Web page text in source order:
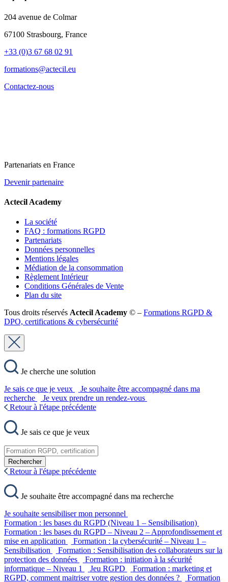
204 avenue de Colmar
67100 Strasbourg, France
+33 (0)3 67 68 02 91
formations@actecil.eu
Contactez-nous
Partenariats en France
Devenir partenaire
Actecil Academy
La société
FAQ : formations RGPD
Partenariats
Données personnelles
Mentions légales
Médiation de la consommation
Règlement Intérieur
Conditions Générales de Vente
Plan du site
Tous droits réservés Actecil Academy © – Formations RGPD &
DPO, certifications & cybersécurité
Je cherche une solution
Je sais ce que je veux
Je souhaite être accompagné dans ma
recherche
Je veux prendre un rendez-vous
Retour à l'étape précédente
Je sais ce que je veux
Rechercher
Retour à l'étape précédente
Je souhaite être accompagné dans ma recherche
Je souhaite sensibiliser mon personnel
Formation : les bases du RGPD (Niveau 1 – Sensibilisation)
Formation : les bases du RGPD – Niveau 2 – Approfondissement et
mise en application
Formation : la cybersécurité – Niveau 1 –
Sensibilisation
Formation : Sensibilisation des collaborateurs sur la
protection des données
Formation : initiation à la sécurité
informatique – Niveau 1
Jeu RGPD
Formation : marketing et
RGPD, comment maitriser votre gestion des données ?
Formation